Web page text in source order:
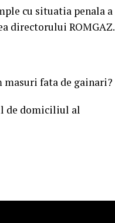
cu situatia penala a
directorului ROMGAZ.
masuri fata de gainari?
de domiciliul al